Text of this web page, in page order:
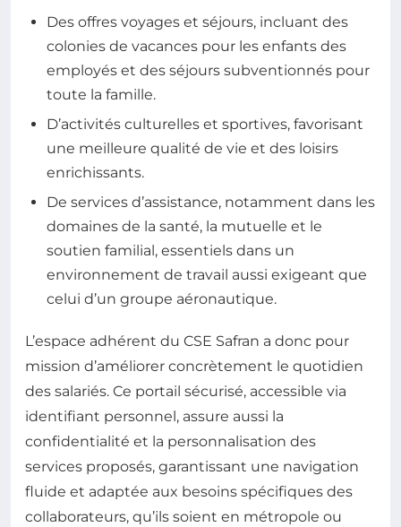
Des offres voyages et séjours, incluant des
colonies de vacances pour les enfants des
employés et des séjours subventionnés pour
toute la famille.
D’activités culturelles et sportives, favorisant
une meilleure qualité de vie et des loisirs
enrichissants.
De services d’assistance, notamment dans les
domaines de la santé, la mutuelle et le
soutien familial, essentiels dans un
environnement de travail aussi exigeant que
celui d’un groupe aéronautique.
L’espace adhérent du CSE Safran a donc pour
mission d’améliorer concrètement le quotidien
des salariés. Ce portail sécurisé, accessible via
identifiant personnel, assure aussi la
confidentialité et la personnalisation des
services proposés, garantissant une navigation
fluide et adaptée aux besoins spécifiques des
collaborateurs, qu’ils soient en métropole ou